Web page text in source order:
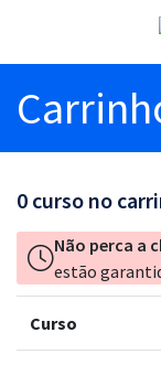
0 curso no
Não perca a
estão
Curso